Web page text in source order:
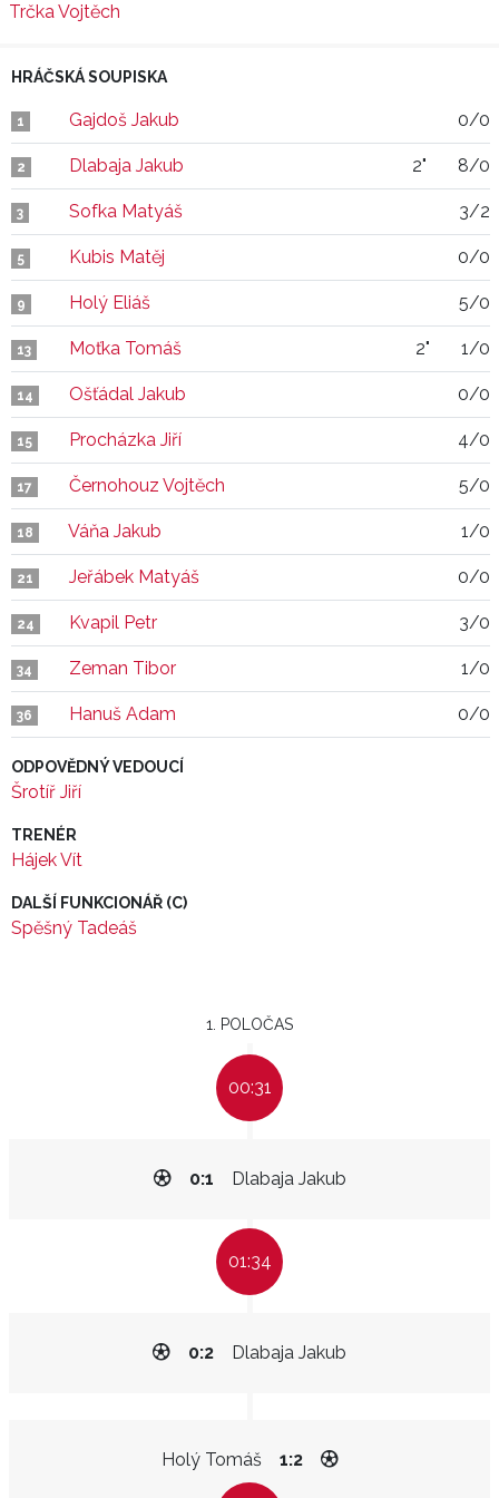
Trčka Vojtěch
HRÁČSKÁ SOUPISKA
1 Gajdoš Jakub 0/0
2 Dlabaja Jakub 2" 8/0
3 Sofka Matyáš 3/2
5 Kubis Matěj 0/0
9 Holý Eliáš 5/0
13 Moťka Tomáš 2" 1/0
14 Ošťádal Jakub 0/0
15 Procházka Jiří 4/0
17 Černohouz Vojtěch 5/0
18 Váňa Jakub 1/0
21 Jeřábek Matyáš 0/0
24 Kvapil Petr 3/0
34 Zeman Tibor 1/0
36 Hanuš Adam 0/0
ODPOVĚDNÝ VEDOUCÍ
Šrotíř Jiří
TRENÉR
Hájek Vít
DALŠÍ FUNKCIONÁŘ (C)
Spěšný Tadeáš
1. POLOČAS
00:31
Dlabaja Jakub
0:1
01:34
Dlabaja Jakub
0:2
Holý Tomáš 1:2